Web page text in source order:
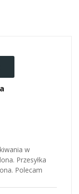
w
Przesyłka
Polecam